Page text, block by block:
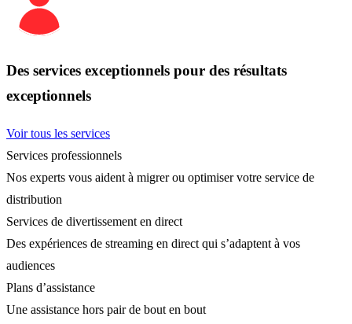
Des services exceptionnels pour des résultats
exceptionnels
Voir tous les services
Services professionnels
Nos experts vous aident à migrer ou optimiser votre service de
distribution
Services de divertissement en direct
Des expériences de streaming en direct qui s’adaptent à vos
audiences
Plans d’assistance
Une assistance hors pair de bout en bout